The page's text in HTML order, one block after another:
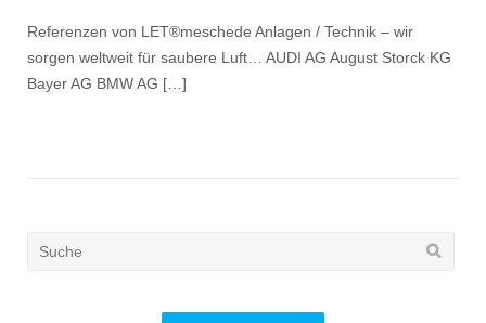
Referenzen von LET®meschede Anlagen / Technik – wir
sorgen weltweit für saubere Luft… AUDI AG August Storck KG
Bayer AG BMW AG […]
Search